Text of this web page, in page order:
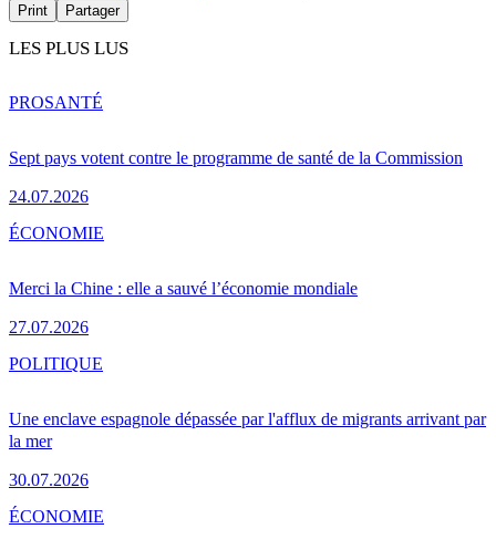
Print Partager
LES PLUS LUS
Sept pays votent contre le programme de santé de la Commission
24.07.2026
PROSANTÉ
Merci la Chine : elle a sauvé l’économie mondiale
27.07.2026
ÉCONOMIE
Une enclave espagnole dépassée par l'afflux de migrants arrivant par
la mer
30.07.2026
POLITIQUE
ÉCONOMIE